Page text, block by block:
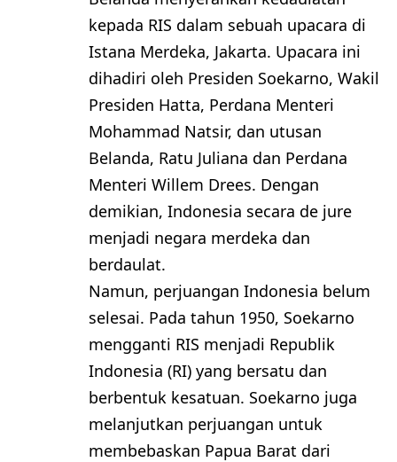
kepada RIS dalam sebuah upacara di
Istana Merdeka, Jakarta. Upacara ini
dihadiri oleh Presiden Soekarno, Wakil
Presiden Hatta, Perdana Menteri
Mohammad Natsir, dan utusan
Belanda, Ratu Juliana dan Perdana
Menteri Willem Drees. Dengan
demikian, Indonesia secara de jure
menjadi negara merdeka dan
berdaulat.
Namun, perjuangan Indonesia belum
selesai. Pada tahun 1950, Soekarno
mengganti RIS menjadi Republik
Indonesia (RI) yang bersatu dan
berbentuk kesatuan. Soekarno juga
melanjutkan perjuangan untuk
membebaskan Papua Barat dari